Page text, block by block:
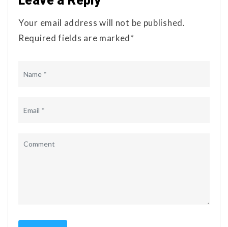
Your email address will not be published.
Required fields are marked*